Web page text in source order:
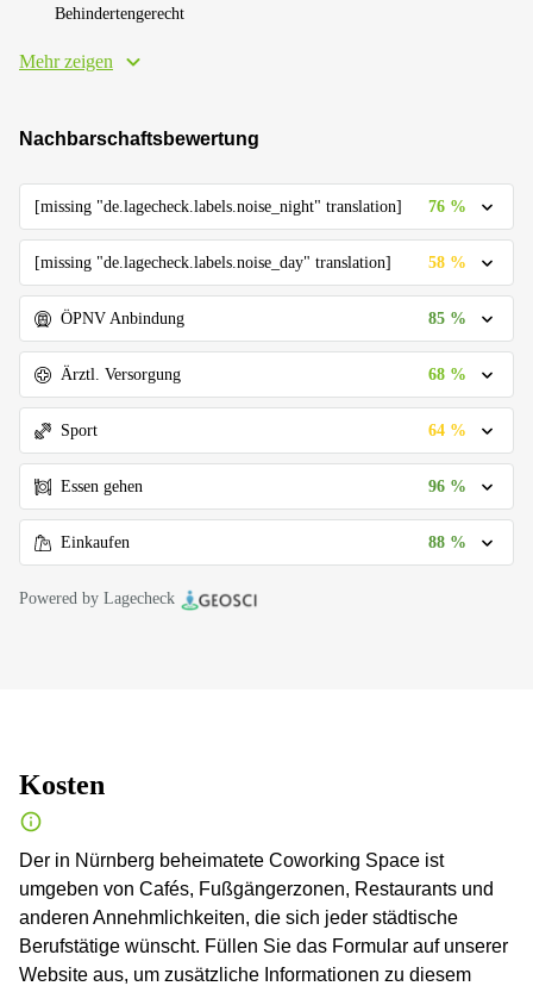
Behindertengerecht
Mehr zeigen
Nachbarschaftsbewertung
[missing "de.lagecheck.labels.noise_night" translation] 76 %
[missing "de.lagecheck.labels.noise_day" translation] 58 %
ÖPNV Anbindung 85 %
Ärztl. Versorgung 68 %
Sport 64 %
Essen gehen 96 %
Einkaufen 88 %
Powered by Lagecheck
Kosten
Der in Nürnberg beheimatete Coworking Space ist
umgeben von Cafés, Fußgängerzonen, Restaurants und
anderen Annehmlichkeiten, die sich jeder städtische
Berufstätige wünscht. Füllen Sie das Formular auf unserer
Website aus, um zusätzliche Informationen zu diesem